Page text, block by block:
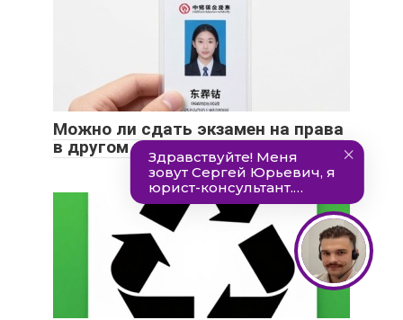
Можно ли сдать экзамен на права
в другом городе?